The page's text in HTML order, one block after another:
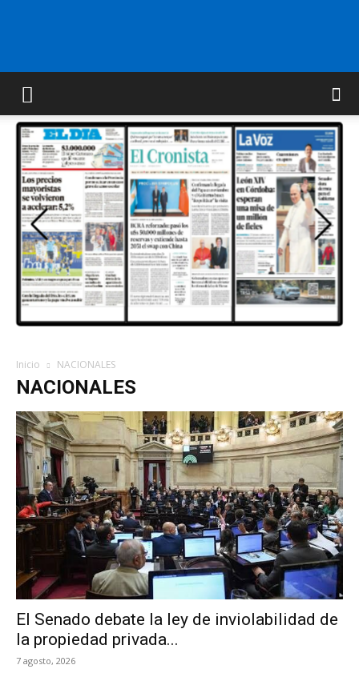
FM
GOLD
ORAN
107.1
Inicio NACIONALES
NACIONALES
El Senado debate la ley de inviolabilidad de
la propiedad privada...
7 agosto, 2026